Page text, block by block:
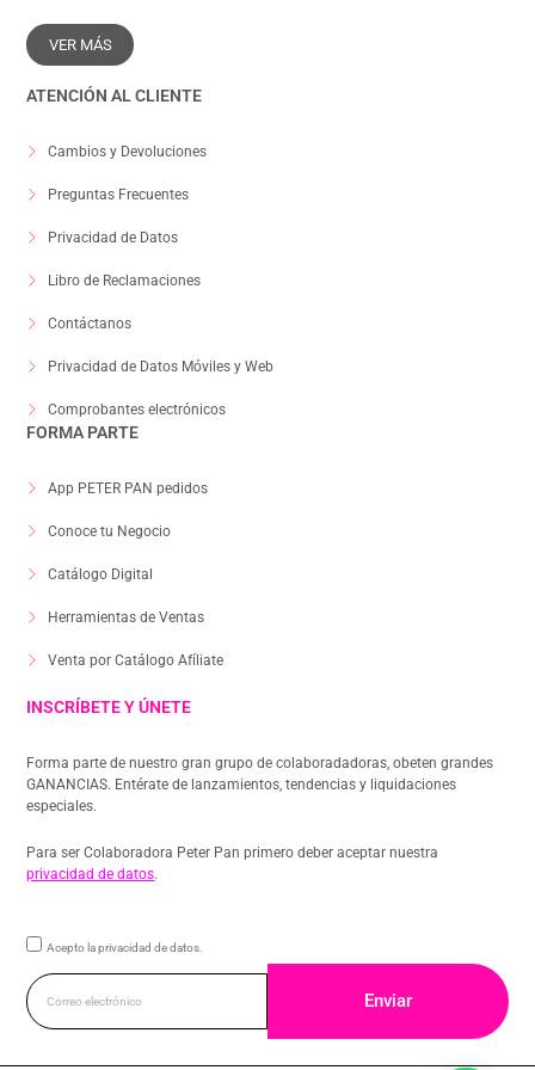
VER MÁS
ATENCIÓN AL CLIENTE
Cambios y Devoluciones
Preguntas Frecuentes
Privacidad de Datos
Libro de Reclamaciones
Contáctanos
Privacidad de Datos Móviles y Web
Comprobantes electrónicos
FORMA PARTE
App PETER PAN pedidos
Conoce tu Negocio
Catálogo Digital
Herramientas de Ventas
Venta por Catálogo Afíliate
INSCRÍBETE Y ÚNETE
Forma parte de nuestro gran grupo de colaboradadoras, obeten grandes
GANANCIAS. Entérate de lanzamientos, tendencias y liquidaciones
especiales.
Para ser Colaboradora Peter Pan primero deber aceptar nuestra
privacidad de datos.
Acepto la privacidad de datos.
Enviar